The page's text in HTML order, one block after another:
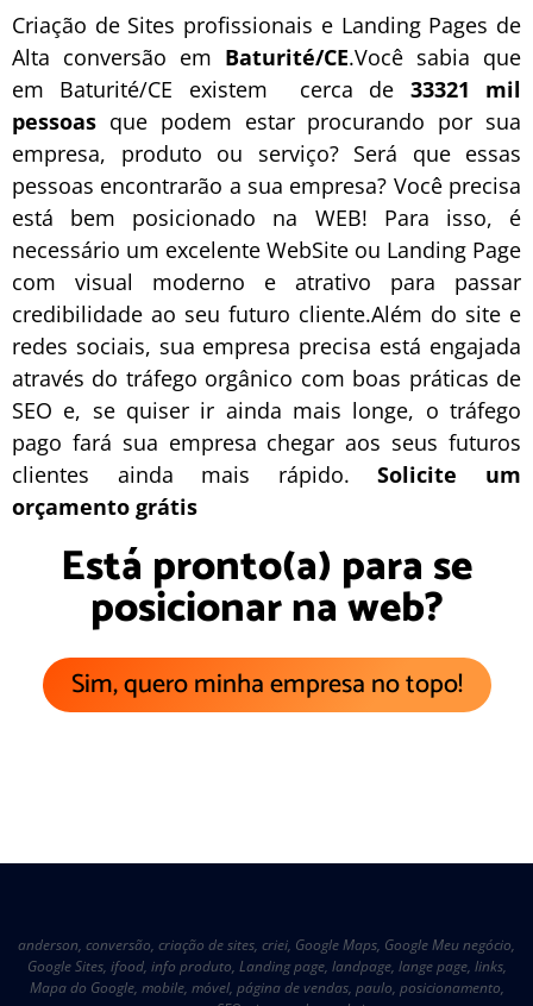
Criação de Sites profissionais e Landing Pages de
Alta conversão em Baturité/CE.Você sabia que
em Baturité/CE existem cerca de 33321 mil
pessoas que podem estar procurando por sua
empresa, produto ou serviço? Será que essas
pessoas encontrarão a sua empresa? Você precisa
está bem posicionado na WEB! Para isso, é
necessário um excelente WebSite ou Landing Page
com visual moderno e atrativo para passar
credibilidade ao seu futuro cliente.Além do site e
redes sociais, sua empresa precisa está engajada
através do tráfego orgânico com boas práticas de
SEO e, se quiser ir ainda mais longe, o tráfego
pago fará sua empresa chegar aos seus futuros
clientes ainda mais rápido.Solicite um
orçamento grátis
Está pronto(a) para se
posicionar na web?
Sim, quero minha empresa no topo!
anderson, conversão, criação de sites, criei, Google Maps, Google Meu negócio,
Google Sites, ifood, info produto, Landing page, landpage, lange page, links,
Mapa do Google, mobile, móvel, página de vendas, paulo, posicionamento,